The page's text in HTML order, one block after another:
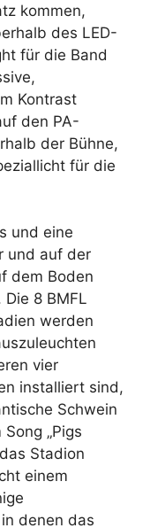
kommen,
des LED-
für die Band
Kontrast
den PA-
der Bühne,
für die
und eine
und auf der
dem Boden
8 BMFL
werden
vier
installiert sind,
Schwein
„Pigs
Stadion
einem
denen das